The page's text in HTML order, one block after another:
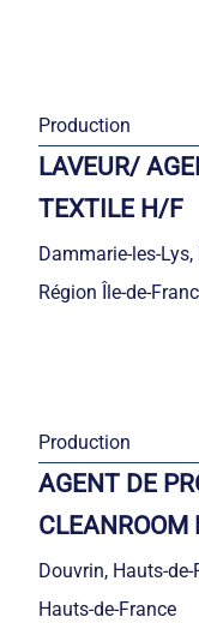
Production
LAVEUR/
TEXTILE H/F
Dammarie-les-
Région Île-de-
Production
AGENT DE
CLEANROOM
Douvrin, Hauts-
Hauts-de-France